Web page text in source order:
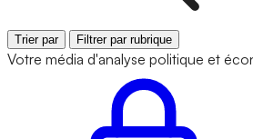
Trier par Filtrer par rubrique
Votre média d'analyse politique et